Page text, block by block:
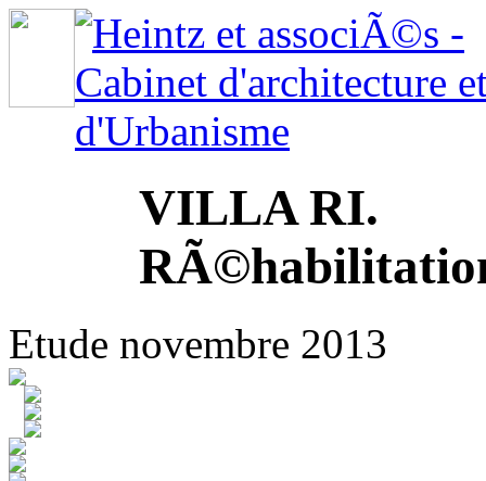
VILLA RI.
Etude novembre 2013